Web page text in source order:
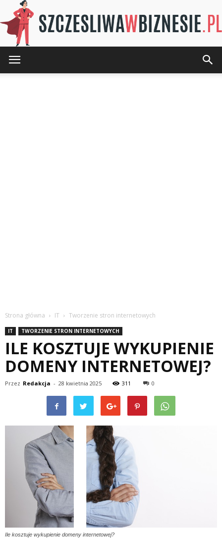
Strona główna IT Tworzenie stron internetowych
IT TWORZENIE STRON INTERNETOWYCH
ILE KOSZTUJE WYKUPIENIE
DOMENY INTERNETOWEJ?
Przez Redakcja - 28 kwietnia 2025 311 0
Ile kosztuje wykupienie domeny internetowej?